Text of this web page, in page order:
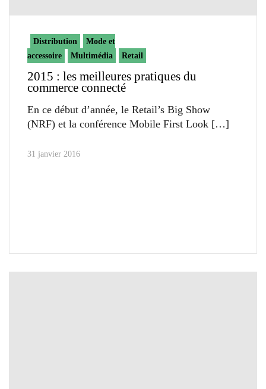
Distribution
Mode et
accessoire
Multimédia Retail
2015 : les meilleures pratiques du
commerce connecté
En ce début d’année, le Retail’s Big Show
(NRF) et la conférence Mobile First Look
31 janvier 2016